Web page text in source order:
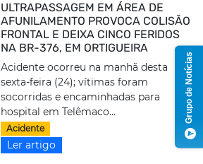
ULTRAPASSAGEM EM ÁREA DE
AFUNILAMENTO PROVOCA COLISÃO
FRONTAL E DEIXA CINCO FERIDOS
NA BR-376, EM ORTIGUEIRA
Acidente ocorreu na manhã desta
sexta-feira (24); vítimas foram
socorridas e encaminhadas para
hospital em Telêmaco...
Acidente
Ler artigo
Grupo de Notícias